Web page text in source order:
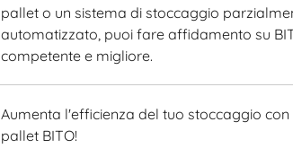
pallet o un sistema di stoccaggio
automatizzato, puoi fare affidamento su
competente e migliore.
Aumenta l'efficienza del tuo stoccaggio
pallet BITO!